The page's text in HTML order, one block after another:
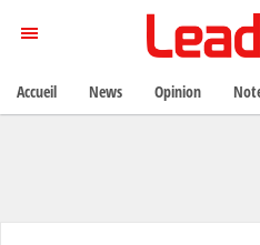
Accueil News Opinion